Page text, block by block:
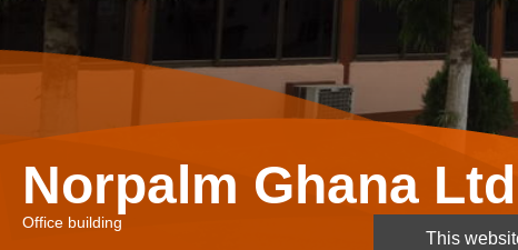
Norpalm Ghana
Office building
This